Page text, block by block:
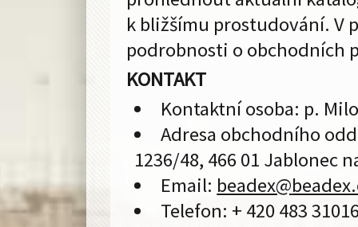
k bližšímu prostudování. V
podrobnosti o obchodních
KONTAKT
Kontaktní osoba: p.
Adresa obchodního
1236/48, 466 01 Jablonec
Email: beadex@
Telefon: + 420 483